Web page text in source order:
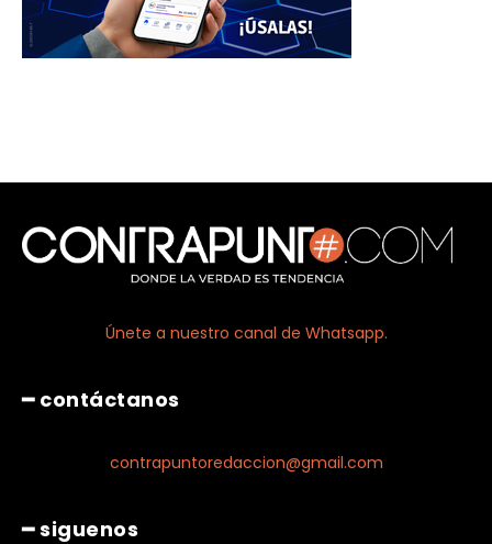
Únete a nuestro canal de Whatsapp.
━ contáctanos
contrapuntoredaccion@gmail.com
━ siguenos